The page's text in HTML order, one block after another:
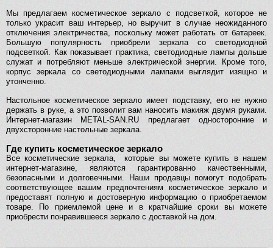
Мы предлагаем косметическое зеркало с подсветкой, которое не
только украсит ваш интерьер, но выручит в случае неожиданного
отключения электричества, поскольку может работать от батареек.
Большую популярность приобрели зеркала со светодиодной
подсветкой. Как показывает практика, светодиодные лампы дольше
служат и потребляют меньше электрической энергии. Кроме того,
корпус зеркала со светодиодными лампами выглядит изящно и
утонченно.
Настольное косметическое зеркало имеет подставку, его не нужно
держать в руке, а это позволит вам наносить макияж двумя руками.
Интернет-магазин METAL-SAN.RU предлагает односторонние и
двухсторонние настольные зеркала.
Где купить косметическое зеркало
Все косметические зеркала, которые вы можете купить в нашем
интернет-магазине, являются гарантированно качественными,
безопасными и долговечными. Наши продавцы помогут подобрать
соответствующее вашим предпочтениям косметическое зеркало и
предоставят полную и достоверную информацию о приобретаемом
товаре. По приемлемой цене и в кратчайшие сроки вы можете
приобрести понравившееся зеркало с доставкой на дом.